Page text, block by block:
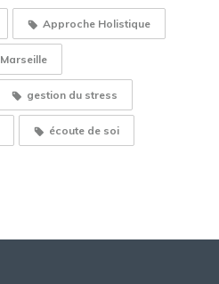
Approche Holistique
Marseille
gestion du stress
écoute de soi